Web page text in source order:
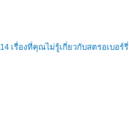
14 เรื่องที่คุณไม่รู้เกี่ยวกับสตรอเบอร์รี่